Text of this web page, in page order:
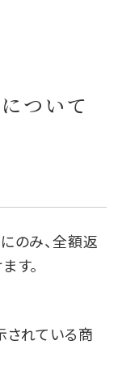
ついて
のみ、全額返
す。
されている商